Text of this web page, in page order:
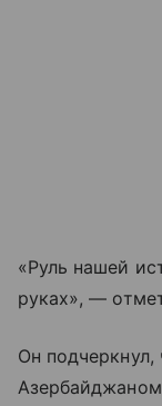
«Руль нашей
руках», —
Он